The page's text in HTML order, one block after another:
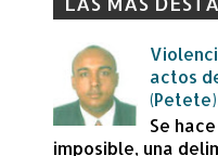
actos
Se
imposible, una